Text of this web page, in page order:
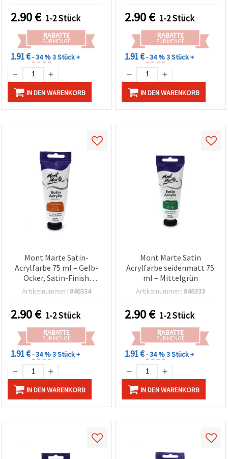
2.90€ 1-2 Stück
RABATTE
FÜR MENGE
1.91 €- 34 %3 Stück +
IN DEN WARENKORB
2.90€ 1-2 Stück
RABATTE
FÜR MENGE
1.91 €- 34 %3 Stück +
IN DEN WARENKORB
Mont Marte Satin-
Acrylfarbe 75 ml – Gelb-
Ocker, Satin-Finish
(seidenmatt)
Artikelnummer: 846334
2.90€ 1-2 Stück
RABATTE
FÜR MENGE
1.91 €- 34 %3 Stück +
IN DEN WARENKORB
Mont Marte Satin
Acrylfarbe seidenmatt 75
ml – Mittelgrün
Artikelnummer: 846333
2.90€ 1-2 Stück
RABATTE
FÜR MENGE
1.91 €- 34 %3 Stück +
IN DEN WARENKORB